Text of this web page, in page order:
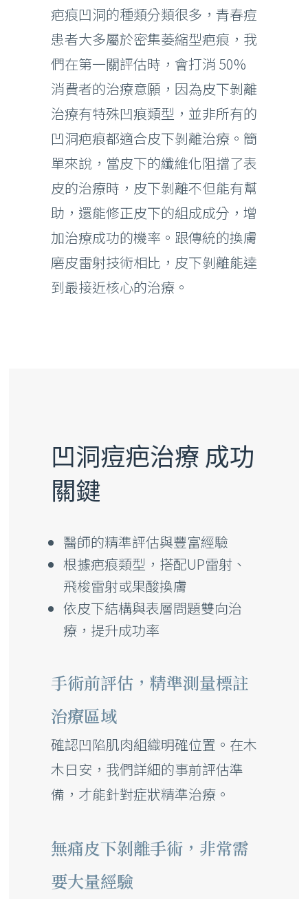
疤痕凹洞的種類分類很多，青春痘
患者大多屬於密集萎縮型疤痕，我
們在第一關評估時，會打消 50%
消費者的治療意願，因為皮下剝離
治療有特殊凹痕類型，並非所有的
凹洞疤痕都適合皮下剝離治療。簡
單來說，當皮下的纖維化阻擋了表
皮的治療時，皮下剝離不但能有幫
助，還能修正皮下的組成成分，增
加治療成功的機率。跟傳統的換膚
磨皮雷射技術相比，皮下剝離能達
到最接近核心的治療。
凹洞痘疤治療 成功
關鍵
醫師的精準評估與豐富經驗
根據疤痕類型，搭配UP雷射、
飛梭雷射或果酸換膚
依皮下結構與表層問題雙向治
療，提升成功率
手術前評估，精準測量標註
治療區域
確認凹陷肌肉組織明確位置。在木
木日安，我們詳細的事前評估準
備，才能針對症狀精準治療。
無痛皮下剝離手術，非常需
要大量經驗